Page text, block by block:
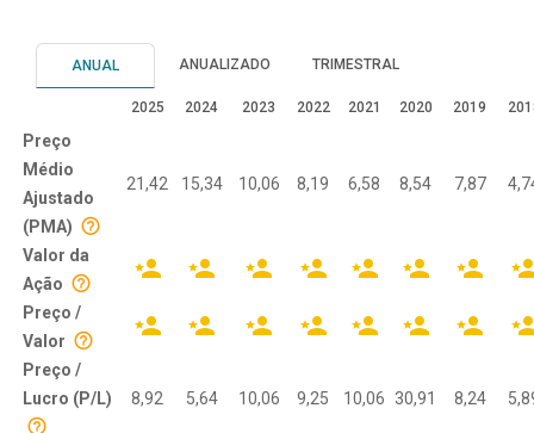
ANUAL ANUALIZADO TRIMESTRAL
2025 2024 2023 2022 2021 2020 2019
Preço
Médio
Ajustado
(PMA)
21,42 15,34 10,06 8,19 6,58 8,54 7,87
Valor da
Ação
Preço /
Valor
Preço /
Lucro (P/L)
8,92 5,64 10,06 9,25 10,06 30,91 8,24